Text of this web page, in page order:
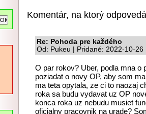
Komentár, na ktorý
Re: Pohoda pre každého
Od: Pukeu | Pridané: 2022-10-26
O par rokov? Uber, podla mna
poziadat o novy OP, aby som
ma teta opytala, ze ci to naozaj
roka sa budu vydavat uz OP
konca roka uz nebudu musiet
oficialny pracovnik na urade?